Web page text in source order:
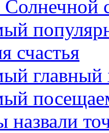
Солнечной
счастья
назвали